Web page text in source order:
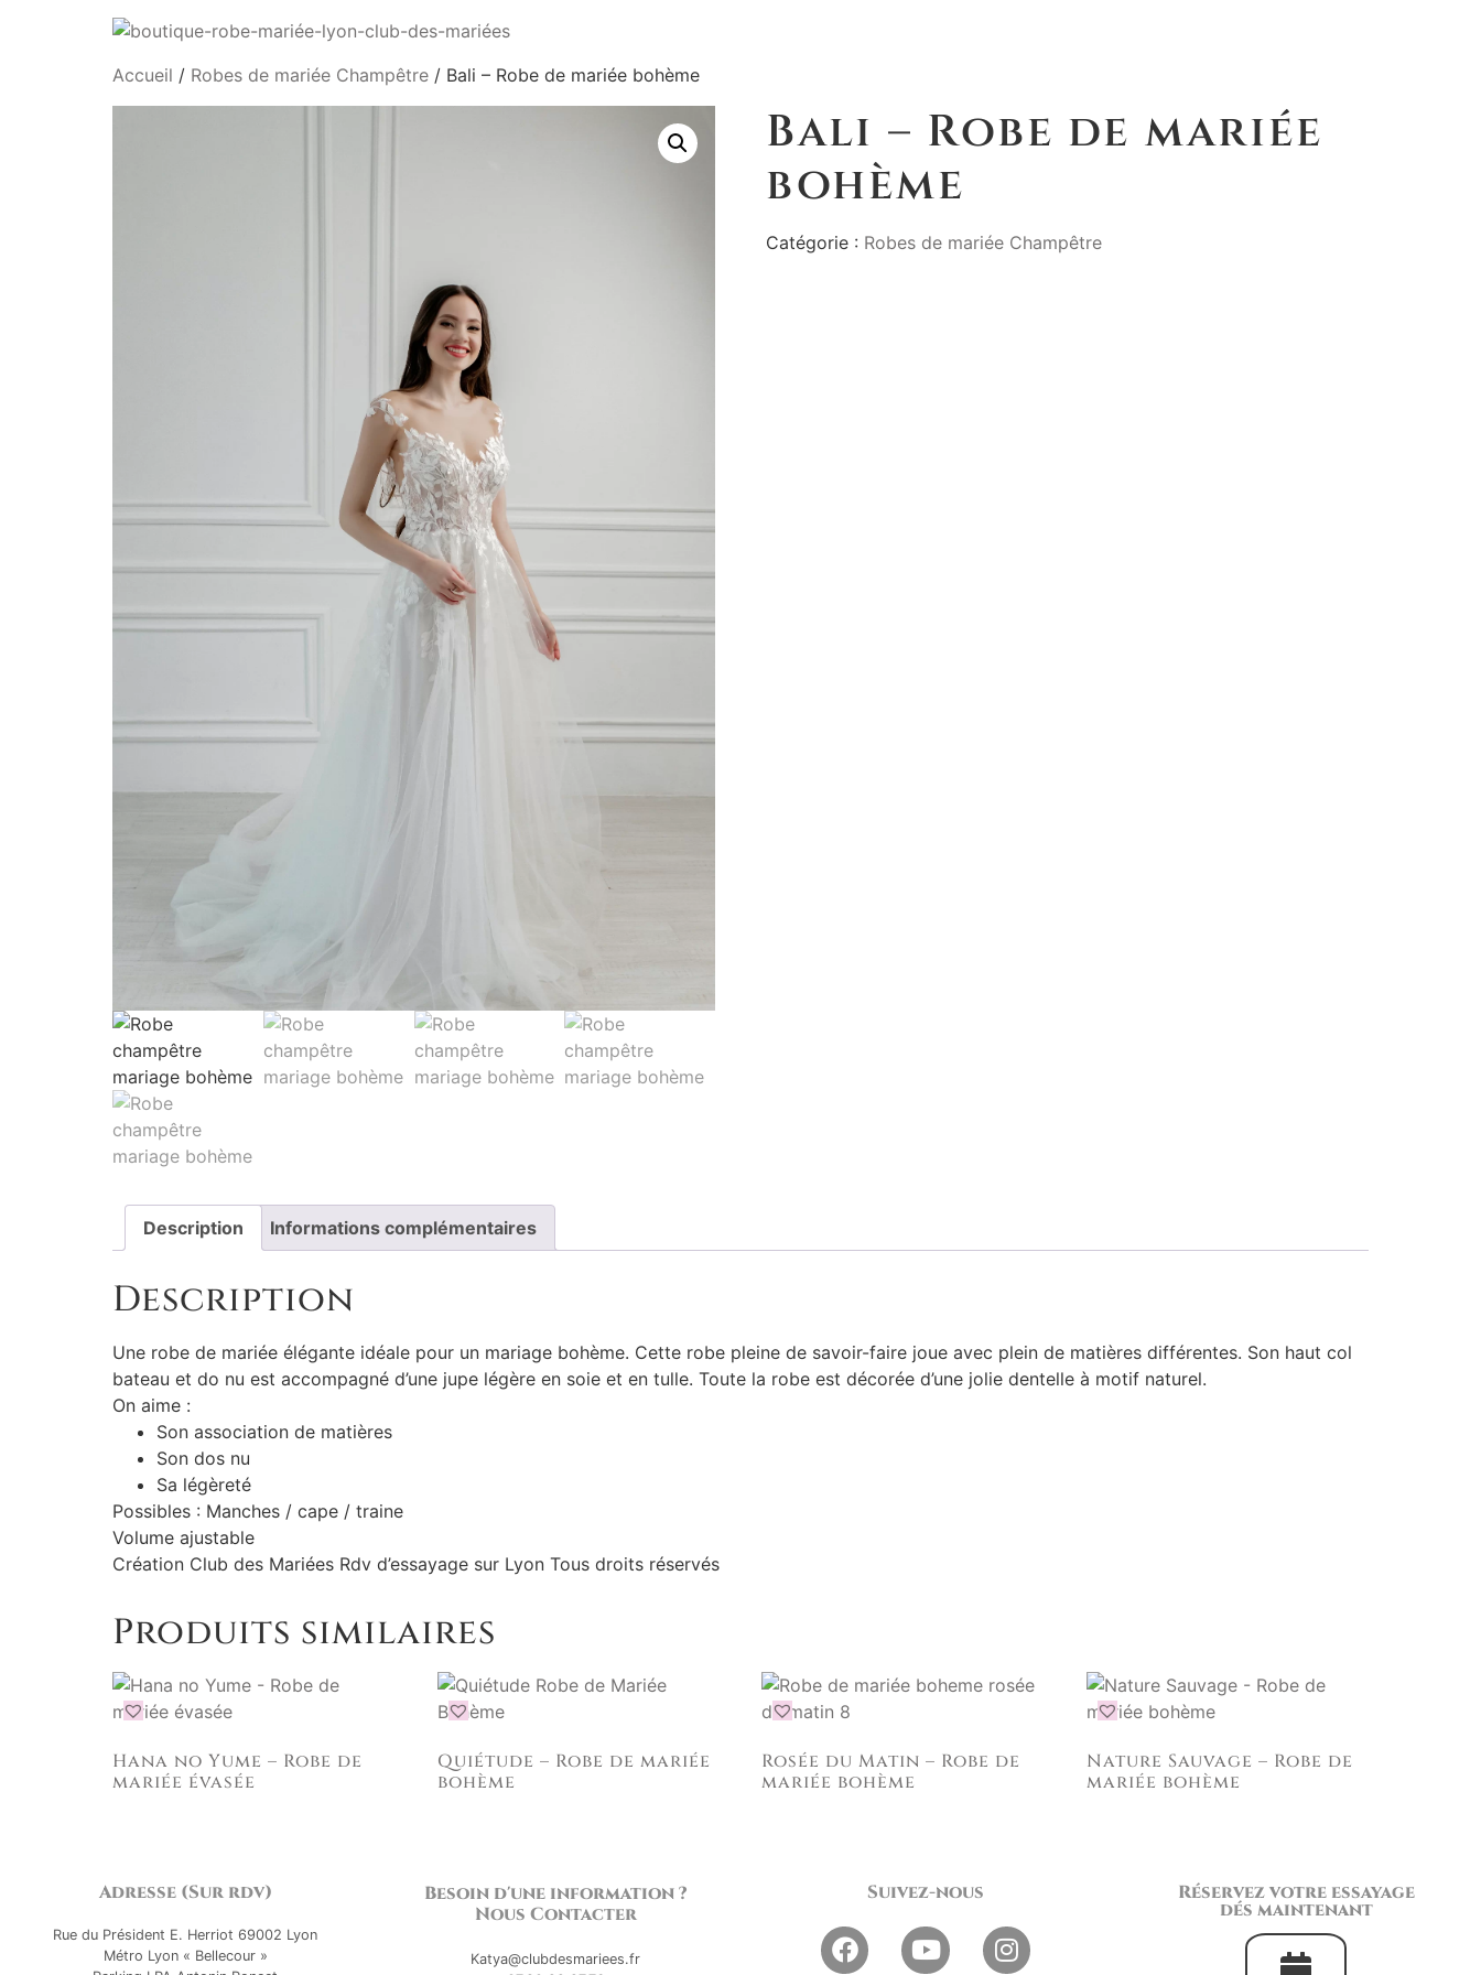
Accueil / Robes de mariée Champêtre / Bali – Robe de mariée bohème
Bali – Robe de mariée
bohème
Catégorie : Robes de mariée Champêtre
Description Informations complémentaires
Description
Une robe de mariée élégante idéale pour un mariage bohème. Cette robe pleine de savoir-faire joue avec plein de matières différentes. Son haut col
bateau et do nu est accompagné d’une jupe légère en soie et en tulle. Toute la robe est décorée d’une jolie dentelle à motif naturel.
On aime :
Son association de matières
Son dos nu
Sa légèreté
Possibles : Manches / cape / traine
Volume ajustable
Création Club des Mariées Rdv d’essayage sur Lyon Tous droits réservés
Produits similaires
Hana no Yume – Robe de
mariée évasée
Quiétude – Robe de mariée
bohème
Rosée du Matin – Robe de
mariée bohème
Nature Sauvage – Robe de
mariée bohème
Adresse (Sur rdv)
Rue du Président E. Herriot 69002 Lyon
Métro Lyon « Bellecour »
Besoin d'une information ?
Nous Contacter
Katya@clubdesmariees.fr
Suivez-nous Réservez votre essayage
dés maintenant